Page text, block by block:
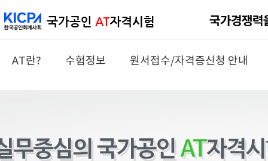
AT란? 수험정보 원서접수/자격증신청 안내